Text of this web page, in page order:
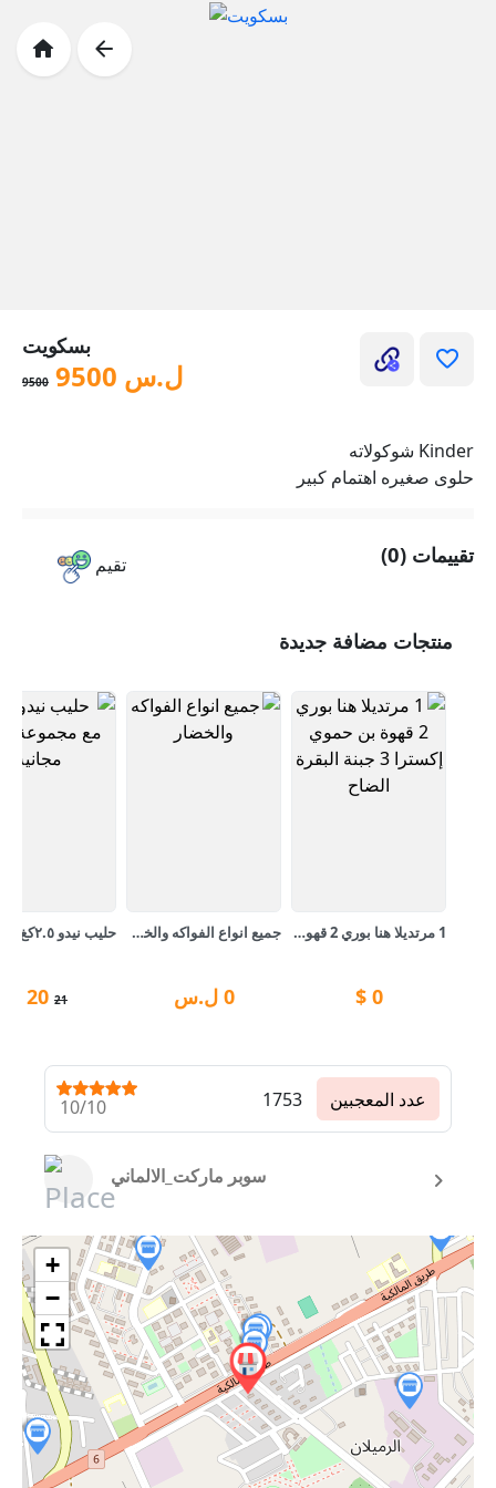
بسكويت
ل.س 9500
9500
Kinder شوكولاته
حلوى صغيره اهتمام كبير
تقيم تقييمات (0)
منتجات مضافة جديدة
1 مرتديلا هنا بوري 2 قهوة بن حموي إكسترا 3 جبنة البقرة الضاح
0
$
جميع انواع الفواكه والخضار
0 ل.س 21
20
10/10 1753 عدد المعجبين
سوبر ماركت_الالماني
+
−